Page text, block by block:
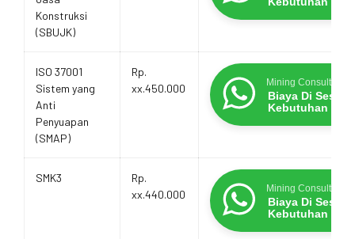
Konstruksi
(SBUJK)
ISO 37001
Sistem yang
Anti
Penyuapan
(SMAP)
Rp.
xx.450.000
Mining Consultants
Biaya Di
Kebutuhan
SMK3
Rp.
xx.440.000
Mining Consultants
Biaya Di
Kebutuhan